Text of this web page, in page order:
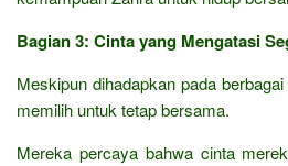
Bagian 3: Cinta yang Mengatasi
Meskipun dihadapkan pada
memilih untuk tetap bersama.
Mereka percaya bahwa cinta